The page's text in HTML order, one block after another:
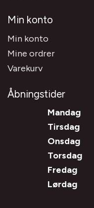
Min konto
Min konto
Mine ordrer
Varekurv
Åbningstider
Mandag
Tirsdag
Onsdag
Torsdag
Fredag
Lørdag